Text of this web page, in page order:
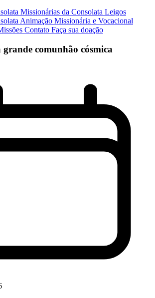
Missionárias da Consolata Leigos
Animação Missionária e Vocacional
Contato Faça sua doação
comunhão cósmica